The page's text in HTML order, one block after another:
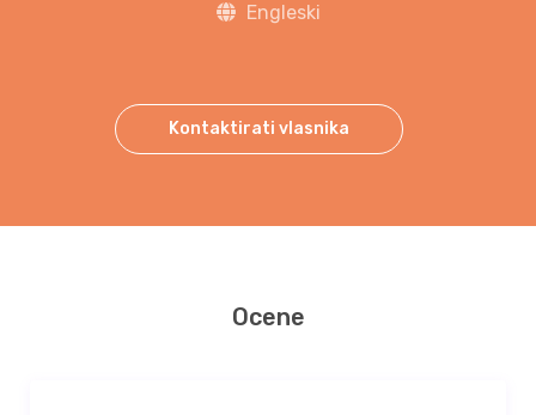
Engleski
Kontaktirati vlasnika
Ocene